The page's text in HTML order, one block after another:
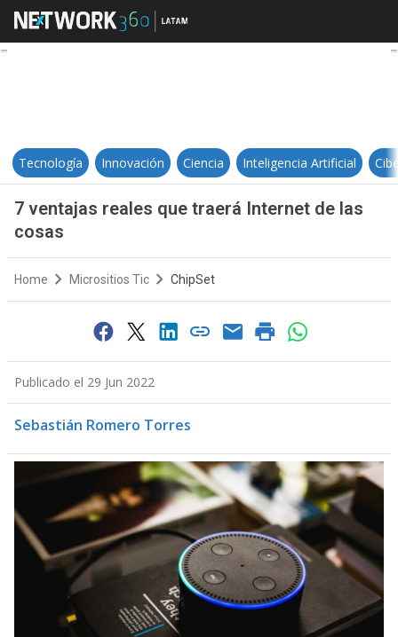
7 ventajas reales que traerá
Tecnología Innovación Ciencia Inteligencia Artificial
7 ventajas reales que traerá Internet de las
cosas
Home Micrositios Tic ChipSet
Publicado el 29 Jun 2022
Sebastián Romero Torres